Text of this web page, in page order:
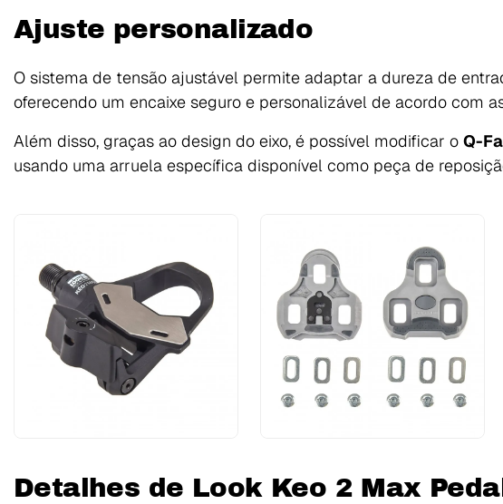
Ajuste personalizado
O sistema de tensão ajustável permite adaptar a dureza de
oferecendo um encaixe seguro e personalizável de acordo com
Além disso, graças ao design do eixo, é possível modificar o Q-
usando uma arruela específica disponível como peça de
Detalhes de Look Keo 2 Max